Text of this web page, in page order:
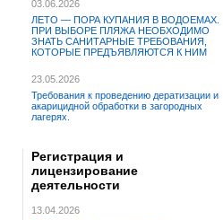
03.06.2026
ЛЕТО — ПОРА КУПАНИЯ В ВОДОЕМАХ.
ПРИ ВЫБОРЕ ПЛЯЖА НЕОБХОДИМО
ЗНАТЬ САНИТАРНЫЕ ТРЕБОВАНИЯ,
КОТОРЫЕ ПРЕДЪЯВЛЯЮТСЯ К НИМ
23.05.2026
Требования к проведению дератизации и
акарицидной обработки в загородных
лагерях.
Регистрация и
лицензирование
деятельности
13.04.2026